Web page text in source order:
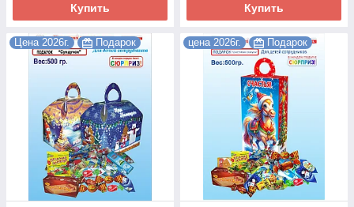
Купить Купить
Цена 2026г. Подарок цена 2026г. Подарок